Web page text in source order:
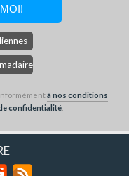
à nos conditions
confidentialité.